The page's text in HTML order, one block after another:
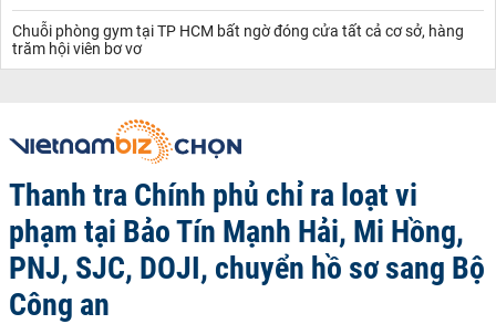
Chuỗi phòng gym tại TP HCM bất ngờ đóng cửa tất cả cơ sở, hàng
trăm hội viên bơ vơ
Thanh tra Chính phủ chỉ ra loạt vi
phạm tại Bảo Tín Mạnh Hải, Mi Hồng,
PNJ, SJC, DOJI, chuyển hồ sơ sang Bộ
Công an